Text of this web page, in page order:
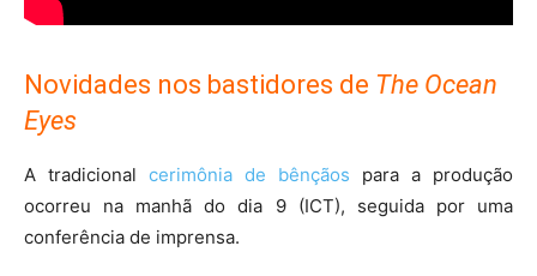
Novidades nos bastidores de The Ocean
Eyes
A tradicional cerimônia de bênçãos para a produção
ocorreu na manhã do dia 9 (ICT), seguida por uma
conferência de imprensa.